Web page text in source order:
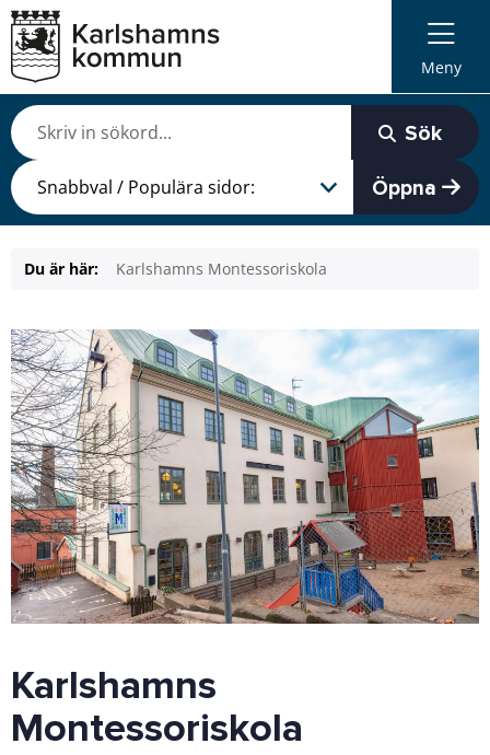
Meny
Sök
Öppna
Du är här: Karlshamns Montessoriskola
Karlshamns
Montessoriskola